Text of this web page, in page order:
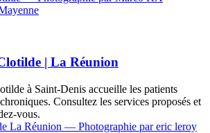
| La Réunion
à Saint-Denis accueille les patients
Consultez les services proposés et
vous.